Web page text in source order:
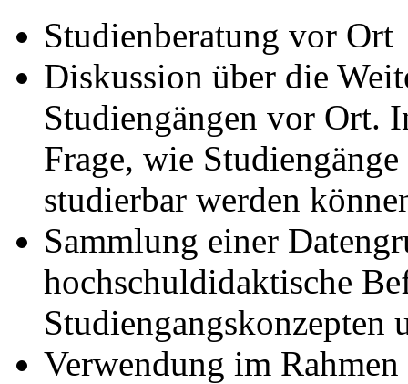
Studienberatung vor Ort
Diskussion über die
Studiengängen vor Ort.
Frage, wie
studierbar werden
Sammlung einer
hochschuldidaktische
Studiengangskonzepten
Verwendung im